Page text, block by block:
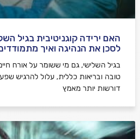
האם ירידה קוגניטיבית בגיל
לסכן את הנהיגה ואיך
בגיל השלישי, גם מי ששומר על אורח
טובה ובריאות כללית, עלול להרגיש
דורשות יותר מאמץ